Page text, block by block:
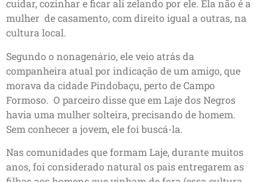
cuidar, cozinhar e ficar ali zelando por ele. Ela não é a
mulher de casamento, com direito igual a outras, na
cultura local.
Segundo o nonagenário, ele veio atrás da
companheira atual por indicação de um amigo, que
morava da cidade Pindobaçu, perto de Campo
Formoso. O parceiro disse que em Laje dos Negros
havia uma mulher solteira, precisando de homem.
Sem conhecer a jovem, ele foi buscá-la.
Nas comunidades que formam Laje, durante muitos
anos, foi considerado natural os pais entregarem as